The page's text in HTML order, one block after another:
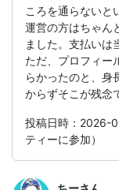
ころを通らないと
運営の方はちゃん
ました。支払いは
ただ、プロフィー
らかったのと、身
からずそこが残念
投稿日時：2026-
ティーに参加）